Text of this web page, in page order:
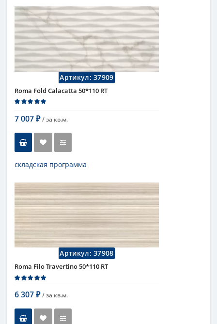
Длина
110 см
Высота
50 см
Рисунок
с узорами...
Цвет
серый
Страна
Италия
Поверхность
матовая
Fap Ceramiche
Артикул:37909
Roma Fold Calacatta 50*110 RT
7 007 ₽ / за кв.м.
складская программа
Длина
110 см
Высота
50 см
Рисунок
с узорами...
Цвет кремовый,светлый
Страна
Италия
Поверхность
матовая
Fap Ceramiche
Артикул:37908
Roma Filo Travertino 50*110 RT
6 307 ₽ / за кв.м.